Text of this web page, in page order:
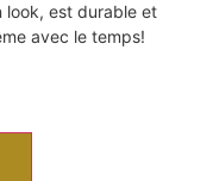
look, est durable et
avec le temps!